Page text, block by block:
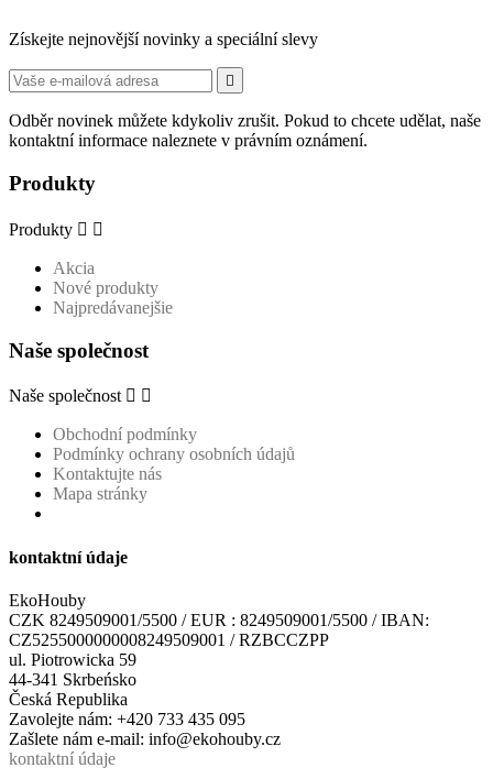
Získejte nejnovější novinky a speciální slevy

Odběr novinek můžete kdykoliv zrušit. Pokud to chcete udělat, naše
kontaktní informace naleznete v právním oznámení.
Produkty
Produkty  
Akcia
Nové produkty
Najpredávanejšie
Naše společnost
Naše společnost  
Obchodní podmínky
Podmínky ochrany osobních údajů
Kontaktujte nás
Mapa stránky
kontaktní údaje
EkoHouby
CZK 8249509001/5500 / EUR : 8249509001/5500 / IBAN:
CZ5255000000008249509001 / RZBCCZPP
ul. Piotrowicka 59
44-341 Skrbeńsko
Česká Republika
Zavolejte nám: +420 733 435 095
Zašlete nám e-mail: info@ekohouby.cz
kontaktní údaje